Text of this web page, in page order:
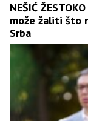
NEŠIĆ
može žaliti što
Srba